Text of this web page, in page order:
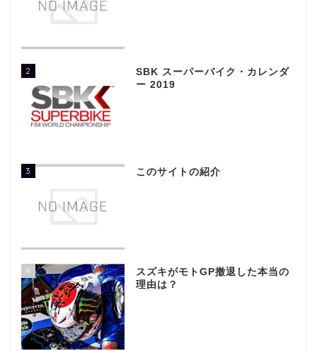
2
SBK スーパーバイク・カレンダ
ー 2019
3 このサイトの紹介
4
スズキがモトGP撤退した本当の
理由は？